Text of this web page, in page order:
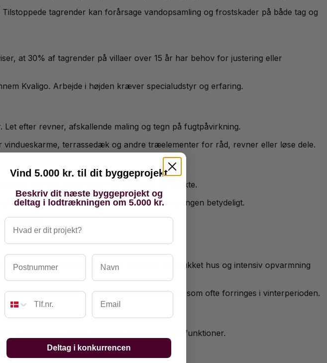
tagrender kan forårsage vandopsamling og frostskader på både tag og
at 30% af tagrender på villaer over 15 år har behov for justering eller
Kvaligo. Arbejde i højden kræver specialudstyr og erfaring.
efter revner, afskallende maling og tegn på fugtpåvirkning.
terrassedæk og andre træelementer for råd, revner eller løse dele.
korrekt, og at fuger og tætninger er intakte.
bedre tæthed kan reducere varmeregningen betydeligt.
varmetab.
påvirket af vintertrafik. Efter måneder med lukket hus og intensiv opvarmning
bevæg dig til ventilation og luftkvalitet, som ofte forringes i vinterperioden.
radiatorer, udluft systemet og tjek kedlens funktioner.
energiforbruget betydeligt.
Vind 5.000 kr. til dit byggeprojekt
Beskriv dit næste byggeprojekt og
deltag i lodtrækningen om 5.000 kr.
Hvad er dit projekt?
Postnummer Navn
Email
Deltag i konkurrencen